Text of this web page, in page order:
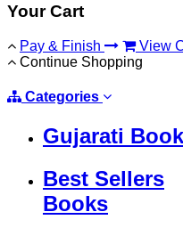
Your Cart
Pay & Finish
View
Continue Shopping
Categories
Gujarati
Best Sellers
Books